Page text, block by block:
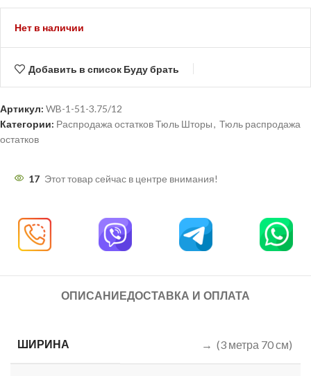
Нет в наличии
Добавить в список Буду брать
Артикул: WB-1-51-3.75/12
Категории: Распродажа остатков Тюль Шторы, Тюль распродажа
остатков
17 Этот товар сейчас в центре внимания!
ОПИСАНИЕДОСТАВКА И ОПЛАТА
ШИРИНА → (3 метра 70 см)